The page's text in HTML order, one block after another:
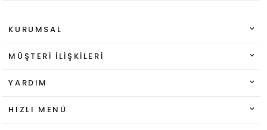
KURUMSAL
MÜŞTERI İLIŞKILERI
YARDIM
HIZLI MENÜ